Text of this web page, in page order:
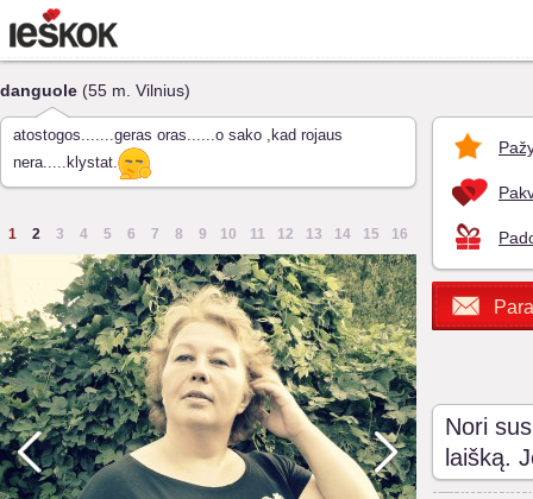
danguole (55 m. Vilnius)
atostogos.......geras oras......o sako ,kad rojaus
nera.....klystat.
1 2 3 4 5 6 7 8 9 10 11 12 13 14 15 16
Nori
laišką.